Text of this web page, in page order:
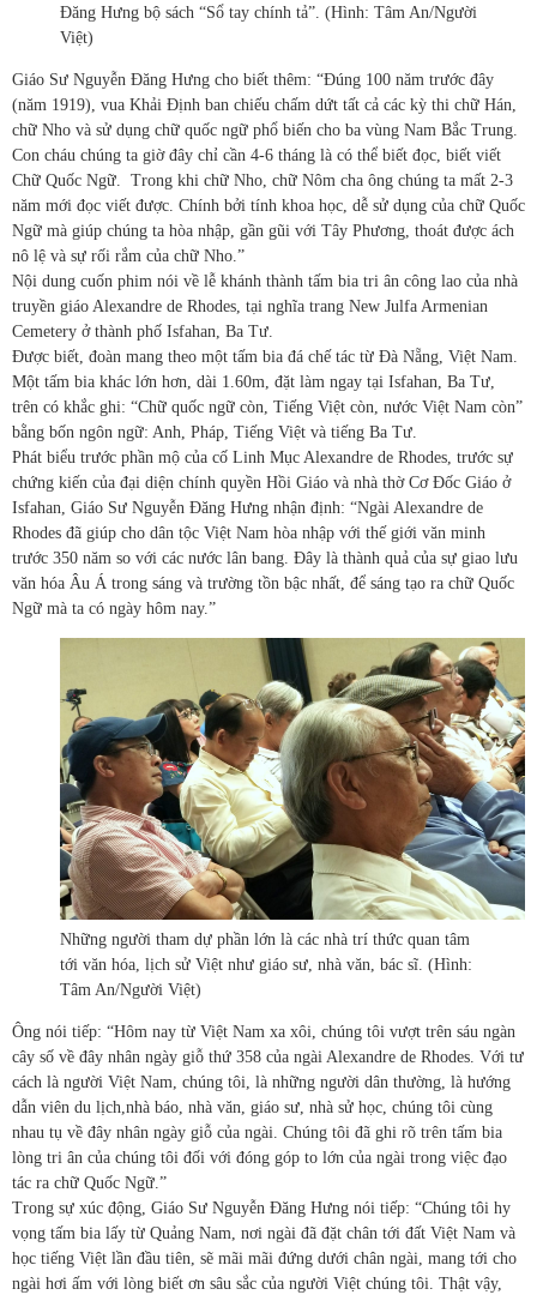
Đăng Hưng bộ sách “Sổ tay chính tả”. (Hình: Tâm An/Người
Việt)
Giáo Sư Nguyễn Đăng Hưng cho biết thêm: “Đúng 100 năm trước đây
(năm 1919), vua Khải Định ban chiếu chấm dứt tất cả các kỳ thi chữ Hán,
chữ Nho và sử dụng chữ quốc ngữ phổ biến cho ba vùng Nam Bắc Trung.
Con cháu chúng ta giờ đây chỉ cần 4-6 tháng là có thể biết đọc, biết viết
Chữ Quốc Ngữ. Trong khi chữ Nho, chữ Nôm cha ông chúng ta mất 2-3
năm mới đọc viết được. Chính bởi tính khoa học, dễ sử dụng của chữ Quốc
Ngữ mà giúp chúng ta hòa nhập, gần gũi với Tây Phương, thoát được ách
nô lệ và sự rối rắm của chữ Nho.”
Nội dung cuốn phim nói về lễ khánh thành tấm bia tri ân công lao của nhà
truyền giáo Alexandre de Rhodes, tại nghĩa trang New Julfa Armenian
Cemetery ở thành phố Isfahan, Ba Tư.
Được biết, đoàn mang theo một tấm bia đá chế tác từ Đà Nẵng, Việt Nam.
Một tấm bia khác lớn hơn, dài 1.60m, đặt làm ngay tại Isfahan, Ba Tư,
trên có khắc ghi: “Chữ quốc ngữ còn, Tiếng Việt còn, nước Việt Nam còn”
bằng bốn ngôn ngữ: Anh, Pháp, Tiếng Việt và tiếng Ba Tư.
Phát biểu trước phần mộ của cố Linh Mục Alexandre de Rhodes, trước sự
chứng kiến của đại diện chính quyền Hồi Giáo và nhà thờ Cơ Đốc Giáo ở
Isfahan, Giáo Sư Nguyễn Đăng Hưng nhận định: “Ngài Alexandre de
Rhodes đã giúp cho dân tộc Việt Nam hòa nhập với thế giới văn minh
trước 350 năm so với các nước lân bang. Đây là thành quả của sự giao lưu
văn hóa Âu Á trong sáng và trường tồn bậc nhất, để sáng tạo ra chữ Quốc
Ngữ mà ta có ngày hôm nay.”
Những người tham dự phần lớn là các nhà trí thức quan tâm
tới văn hóa, lịch sử Việt như giáo sư, nhà văn, bác sĩ. (Hình:
Tâm An/Người Việt)
Ông nói tiếp: “Hôm nay từ Việt Nam xa xôi, chúng tôi vượt trên sáu ngàn
cây số về đây nhân ngày giỗ thứ 358 của ngài Alexandre de Rhodes. Với tư
cách là người Việt Nam, chúng tôi, là những người dân thường, là hướng
dẫn viên du lịch,nhà báo, nhà văn, giáo sư, nhà sử học, chúng tôi cùng
nhau tụ về đây nhân ngày giỗ của ngài. Chúng tôi đã ghi rõ trên tấm bia
lòng tri ân của chúng tôi đối với đóng góp to lớn của ngài trong việc đạo
tác ra chữ Quốc Ngữ.”
Trong sự xúc động, Giáo Sư Nguyễn Đăng Hưng nói tiếp: “Chúng tôi hy
vọng tấm bia lấy từ Quảng Nam, nơi ngài đã đặt chân tới đất Việt Nam và
học tiếng Việt lần đầu tiên, sẽ mãi mãi đứng dưới chân ngài, mang tới cho
ngài hơi ấm với lòng biết ơn sâu sắc của người Việt chúng tôi. Thật vậy,